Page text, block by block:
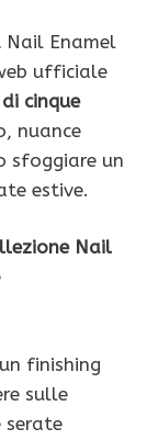
Nail Enamel
ufficiale
cinque
nuance
sfoggiare un
estive.
Nail
finishing
sulle
serate